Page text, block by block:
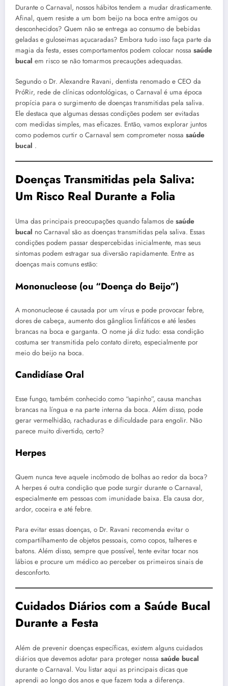
Durante o Carnaval, nossos hábitos tendem a mudar drasticamente.
Afinal, quem resiste a um bom beijo na boca entre amigos ou
desconhecidos? Quem não se entrega ao consumo de bebidas
geladas e guloseimas açucaradas? Embora tudo isso faça parte da
magia da festa, esses comportamentos podem colocar nossa saúde
bucal em risco se não tomarmos precauções adequadas.
Segundo o Dr. Alexandre Ravani, dentista renomado e CEO da
PróRir, rede de clínicas odontológicas, o Carnaval é uma época
propícia para o surgimento de doenças transmitidas pela saliva.
Ele destaca que algumas dessas condições podem ser evitadas
com medidas simples, mas eficazes. Então, vamos explorar juntos
como podemos curtir o Carnaval sem comprometer nossa saúde
bucal .
Doenças Transmitidas pela Saliva:
Um Risco Real Durante a Folia
Uma das principais preocupações quando falamos de saúde
bucal no Carnaval são as doenças transmitidas pela saliva. Essas
condições podem passar despercebidas inicialmente, mas seus
sintomas podem estragar sua diversão rapidamente. Entre as
doenças mais comuns estão:
Mononucleose (ou “Doença do Beijo”)
A mononucleose é causada por um vírus e pode provocar febre,
dores de cabeça, aumento dos gânglios linfáticos e até lesões
brancas na boca e garganta. O nome já diz tudo: essa condição
costuma ser transmitida pelo contato direto, especialmente por
meio do beijo na boca.
Candidíase Oral
Esse fungo, também conhecido como “sapinho”, causa manchas
brancas na língua e na parte interna da boca. Além disso, pode
gerar vermelhidão, rachaduras e dificuldade para engolir. Não
parece muito divertido, certo?
Herpes
Quem nunca teve aquele incômodo de bolhas ao redor da boca?
A herpes é outra condição que pode surgir durante o Carnaval,
especialmente em pessoas com imunidade baixa. Ela causa dor,
ardor, coceira e até febre.
Para evitar essas doenças, o Dr. Ravani recomenda evitar o
compartilhamento de objetos pessoais, como copos, talheres e
batons. Além disso, sempre que possível, tente evitar tocar nos
lábios e procure um médico ao perceber os primeiros sinais de
desconforto.
Cuidados Diários com a Saúde Bucal
Durante a Festa
Além de prevenir doenças específicas, existem alguns cuidados
diários que devemos adotar para proteger nossa saúde bucal
durante o Carnaval. Vou listar aqui as principais dicas que
aprendi ao longo dos anos e que fazem toda a diferença.